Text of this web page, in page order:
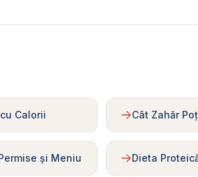
Calorii Cât Zahăr
și Meniu Dieta